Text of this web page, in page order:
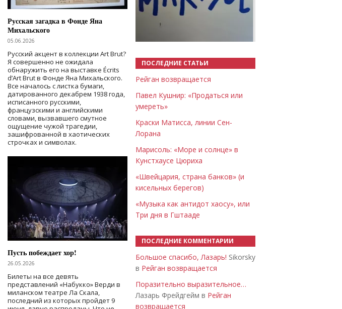
Русская загадка в Фонде Яна
Михальского
05.06.2026
Русский акцент в коллекции Art Brut?
Я совершенно не ожидала
обнаружить его на выставке Écrits
d’Art Brut в Фонде Яна Михальского.
Все началось с листка бумаги,
датированного декабрем 1938 года,
исписанного русскими,
французскими и английскими
словами, вызвавшего смутное
ощущение чужой трагедии,
зашифрованной в хаотических
строчках и символах.
Пусть побеждает хор!
26.05.2026
Билеты на все девять
представлений «Набукко» Верди в
миланском театре Ла Скала,
последний из которых пройдет 9
ПОСЛЕДНИЕ СТАТЬИ
Рейган возвращается
Павел Кушнир: «Продаться или
умереть»
Краски Матисса, линии Сен-
Лорана
Марисоль: «Море и солнце» в
Кунстхаусе Цюриха
«Швейцария, страна банков» (и
кисельных берегов)
«Музыка как антидот хаосу», или
Три дня в Гштааде
ПОСЛЕДНИЕ КОММЕНТАРИИ
Большое спасибо, Лазарь! Sikorsky
в Рейган возвращается
Поразительно выразительное…
Лазарь Фрейдгейм в Рейган
возвращается